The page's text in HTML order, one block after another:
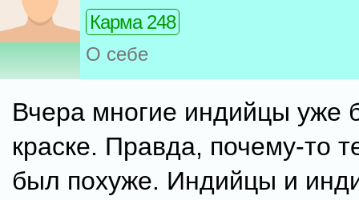
Карма 248
О себе
Вчера многие индийцы уже
краске. Правда, почему-то
был похуже. Индийцы и